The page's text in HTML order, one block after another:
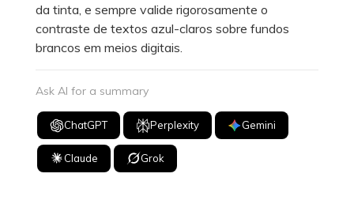
da tinta, e sempre valide rigorosamente o
contraste de textos azul-claros sobre fundos
brancos em meios digitais.
Ask AI for a summary
ChatGPT Perplexity Gemini
Claude Grok